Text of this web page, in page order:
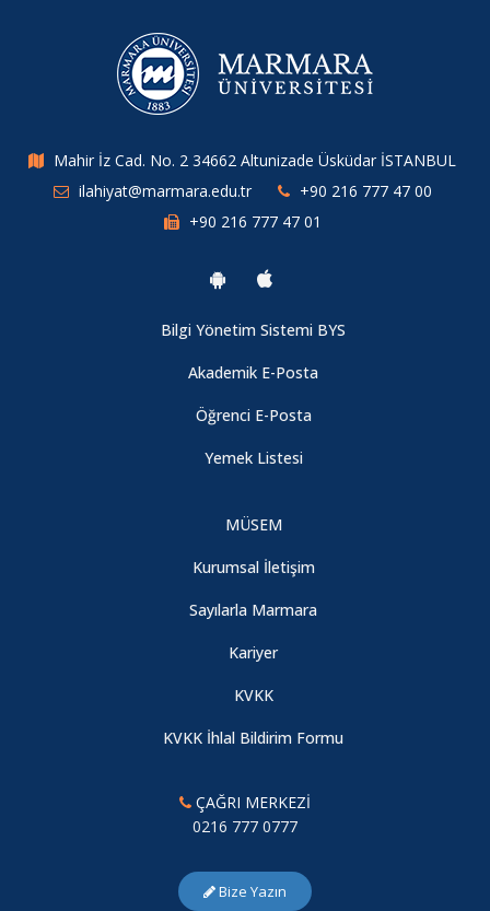
Mahir İz Cad. No. 2 34662 Altunizade Üsküdar İSTANBUL
ilahiyat@marmara.edu.tr
+90 216 777 47 00
+90 216 777 47 01
Bilgi Yönetim Sistemi BYS
Akademik E-Posta
Öğrenci E-Posta
Yemek Listesi
MÜSEM
Kurumsal İletişim
Sayılarla Marmara
Kariyer
KVKK
KVKK İhlal Bildirim Formu
ÇAĞRI MERKEZİ
0216 777 0777
Bize Yazın